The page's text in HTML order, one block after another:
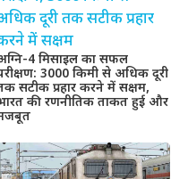
4 मिसाइल का सफल
3000 किमी से अधिक दूरी
सटीक प्रहार करने में सक्षम,
की रणनीतिक ताकत हुई और